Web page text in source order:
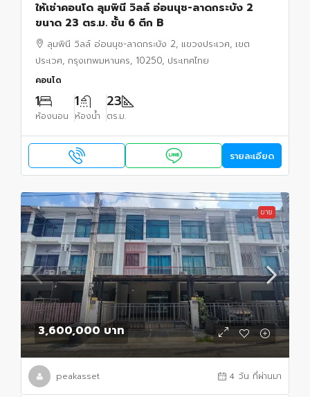
ให้เช่าคอนโด ลุมพินี วิลล์ อ่อนนุช-ลาดกระบัง 2
ขนาด 23 ตร.ม. ชั้น 6 ตึก B
ลุมพินี วิลล์ อ่อนนุช-ลาดกระบัง 2, แขวงประเวศ, เขต
ประเวศ, กรุงเทพมหานคร, 10250, ประเทศไทย
คอนโด
1
ห้องนอน
1
ห้องน้ำ
23
ตร.ม.
รายละเอียด
ขาย
3,600,000 บาท
peakasset 4 วัน ที่ผ่านมา